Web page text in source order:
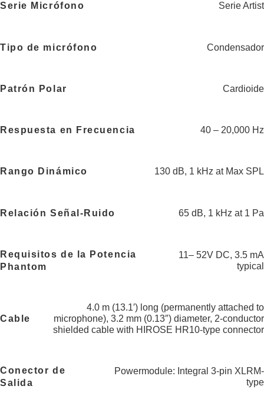
Serie Micrófono Serie Artist
Tipo de micrófono Condensador
Patrón Polar Cardioide
Respuesta en Frecuencia 40 – 20,000 Hz
Rango Dinámico 130 dB, 1 kHz at Max SPL
Relación Señal-Ruido 65 dB, 1 kHz at 1 Pa
Requisitos de la Potencia
Phantom
11– 52V DC, 3.5 mA
typical
Cable
4.0 m (13.1′) long (permanently attached to
microphone), 3.2 mm (0.13″) diameter, 2-conductor
shielded cable with HIROSE HR10-type connector
Conector de
Salida
Powermodule: Integral 3-pin XLRM-
type